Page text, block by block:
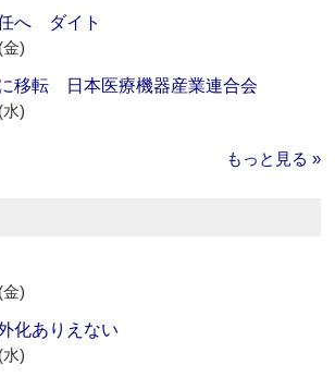
へ ダイト
)
移転 日本医療機器産業連合会
)
もっと見る »
)
化ありえない
)